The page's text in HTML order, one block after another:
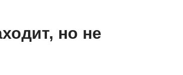
но не